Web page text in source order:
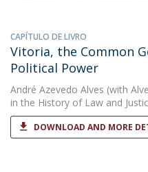
CAPÍTULO DE LIVRO
Vitoria, the Common
Political Power
André Azevedo Alves (with
in the History of Law and
DOWNLOAD AND MORE